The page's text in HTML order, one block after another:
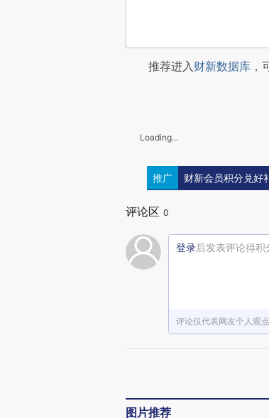
推荐进入财新数据库 ，
Loading...
推广 财新会员积分兑好
评论区 0
登录后发表评论得积
评论仅代表网友个人观
图片推荐